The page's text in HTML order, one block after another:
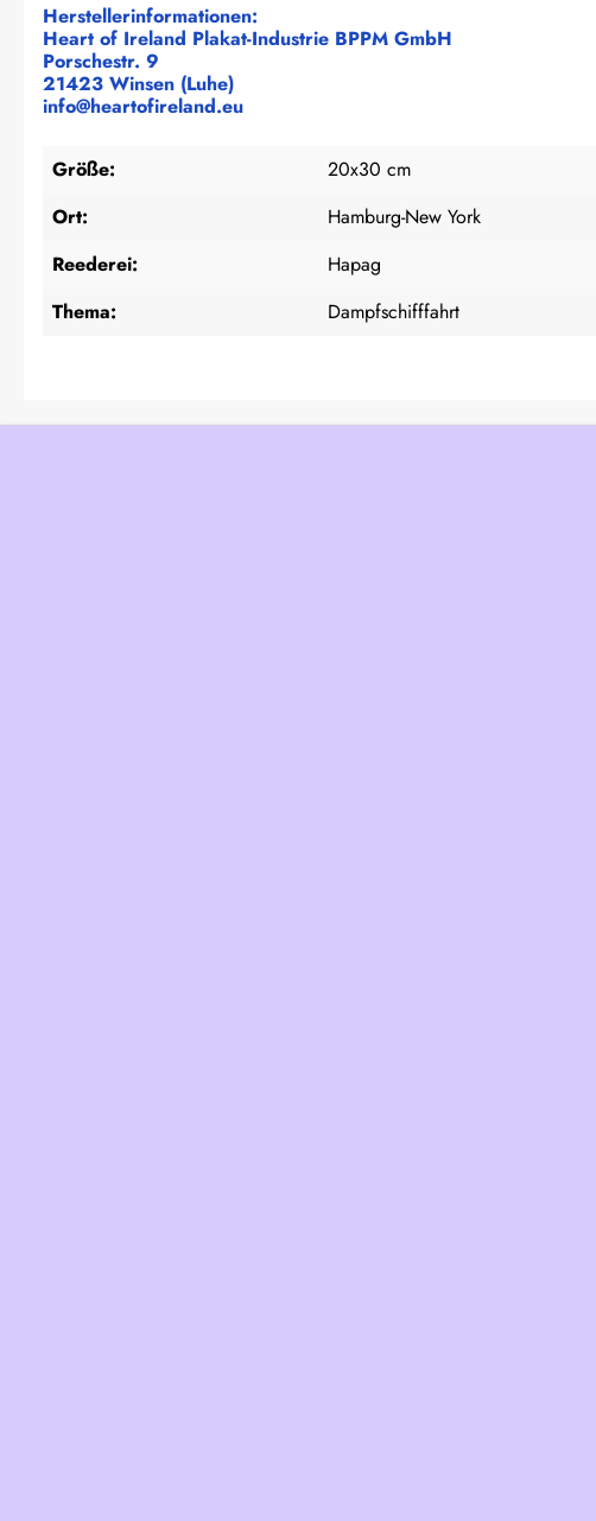
Herstellerinformationen:
Heart of Ireland Plakat-Industrie BPPM GmbH
Porschestr. 9
21423 Winsen (Luhe)
info@heartofireland.eu
Größe:
20x30 cm
Ort:
Hamburg-New York
Reederei:
Hapag
Thema:
Dampfschifffahrt